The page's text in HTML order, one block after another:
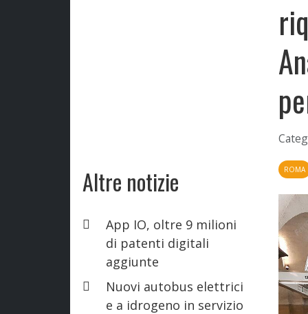
Altre notizie
App IO, oltre 9 milioni
di patenti digitali
aggiunte
Nuovi autobus elettrici
e a idrogeno in servizio
ROMA